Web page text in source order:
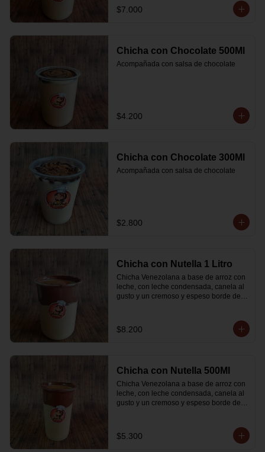
$7.000
Chicha con Chocolate 500Ml
Acompañada con salsa de chocolate
$4.200
Chicha con Chocolate 300Ml
Acompañada con salsa de chocolate
$2.800
Chicha con Nutella 1 Litro
Chicha Venezolana a base de arroz con
leche, con leche condensada, canela al
gusto y un cremoso y espeso borde de
$8.200
Chicha con Nutella 500Ml
Chicha Venezolana a base de arroz con
leche, con leche condensada, canela al
gusto y un cremoso y espeso borde de
$5.300